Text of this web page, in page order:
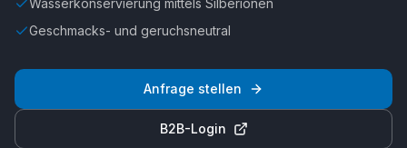
Wasserkonservierung mittels Silberionen
Geschmacks- und geruchsneutral
Anfrage stellen
B2B-Login